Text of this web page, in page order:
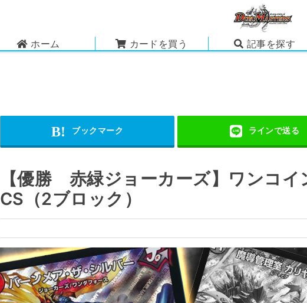
ホーム カードを買う 記事を探す
【優勝 赤緑ジョーカーズ】ワンコイ
CS（2ブロック）